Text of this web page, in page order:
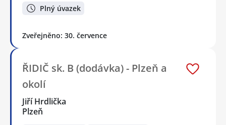
Plný úvazek
Zveřejněno: 30. července
ŘIDIČ sk. B (dodávka) - Plzeň a
okolí
Jiří Hrdlička
Plzeň